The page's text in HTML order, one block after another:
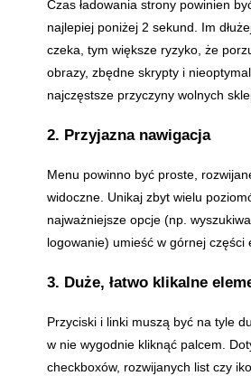
Czas ładowania strony powinien
najlepiej poniżej 2 sekund. Im
czeka, tym większe ryzyko, że
obrazy, zbędne skrypty i
najczęstsze przyczyny wolnych
2. Przyjazna nawigacja
Menu powinno być proste,
widoczne. Unikaj zbyt wielu
najważniejsze opcje (np.
logowanie) umieść w górnej części
3. Duże, łatwo klikalne
Przyciski i linki muszą być na tyle
w nie wygodnie kliknąć palcem.
checkboxów, rozwijanych list czy